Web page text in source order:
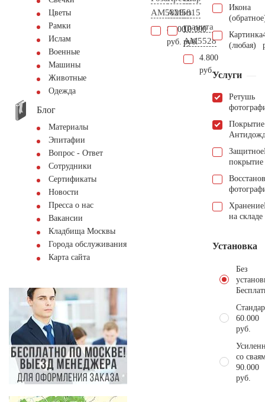
Цветы
Рамки
Ислам
Военные
Машины
Животные
Одежда
Блог
Материалы
Эпитафии
Вопрос - Ответ
Сотрудники
Сертификаты
Новости
Пресса о нас
Вакансии
Кладбища Москвы
Города обслуживания
Карта сайта
AM5828
8.200
руб.
AM5815
10.000
руб.
из
гранита
AM5528
4.800
руб.
Икона
Картинка
(любая)
Услуги
Ретушь
Покрытие
Защитное
покрытие
Хранение
на складе
Установка
Без
60.000
руб.
со
90.000
руб.